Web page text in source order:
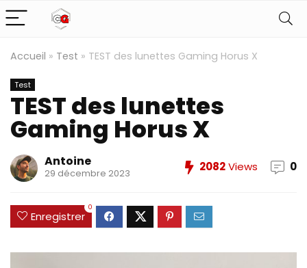
Accueil » Test » TEST des lunettes Gaming Horus X
Test
TEST des lunettes
Gaming Horus X
Antoine
29 décembre 2023 2082Views 0
Enregistrer
0